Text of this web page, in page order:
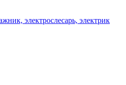
электрослесарь, электрик